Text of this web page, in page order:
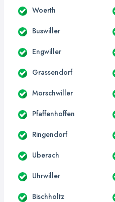
Woerth
Buswiller
Engwiller
Grassendorf
Morschwiller
Pfaffenhoffen
Ringendorf
Uberach
Uhrwiller
Bischholtz